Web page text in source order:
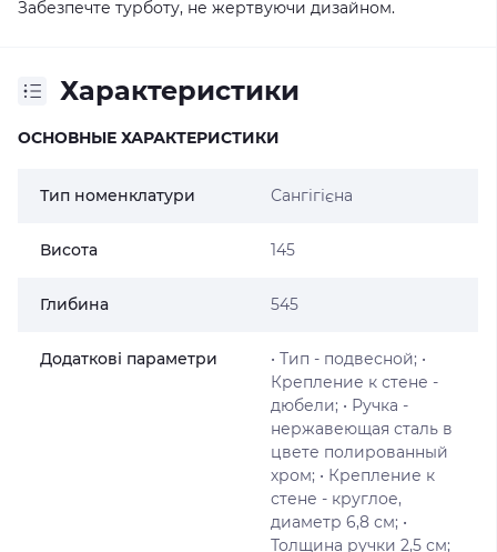
Забезпечте турботу, не жертвуючи дизайном.
Характеристики
ОСНОВНЫЕ ХАРАКТЕРИСТИКИ
Тип номенклатури Сангігієна
Висота 145
Глибина 545
Додаткові параметри
• Тип - подвесной; •
Крепление к стене -
дюбели; • Ручка -
нержавеющая сталь в
цвете полированный
хром; • Крепление к
стене - круглое,
диаметр 6,8 см; •
Толщина ручки 2,5 см;